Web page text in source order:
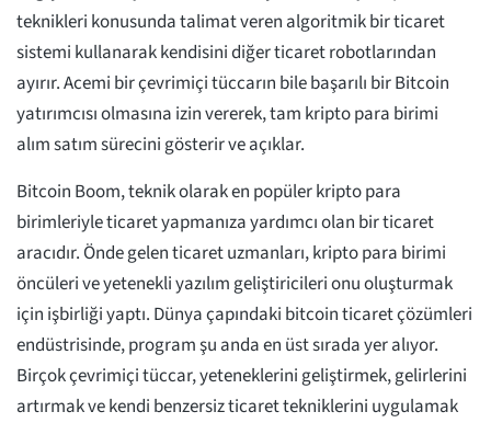
teknikleri konusunda talimat veren algoritmik bir ticaret
sistemi kullanarak kendisini diğer ticaret robotlarından
ayırır. Acemi bir çevrimiçi tüccarın bile başarılı bir Bitcoin
yatırımcısı olmasına izin vererek, tam kripto para birimi
alım satım sürecini gösterir ve açıklar.
Bitcoin Boom, teknik olarak en popüler kripto para
birimleriyle ticaret yapmanıza yardımcı olan bir ticaret
aracıdır. Önde gelen ticaret uzmanları, kripto para birimi
öncüleri ve yetenekli yazılım geliştiricileri onu oluşturmak
için işbirliği yaptı. Dünya çapındaki bitcoin ticaret çözümleri
endüstrisinde, program şu anda en üst sırada yer alıyor.
Birçok çevrimiçi tüccar, yeteneklerini geliştirmek, gelirlerini
artırmak ve kendi benzersiz ticaret tekniklerini uygulamak